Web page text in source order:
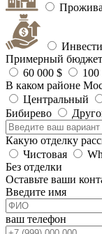
Примерный
60 000 $
100
В каком районе
Центральный
Бибирево
Какую отделку
Чистовая
Без отделки
Оставьте ваши
Введите имя
ваш телефон